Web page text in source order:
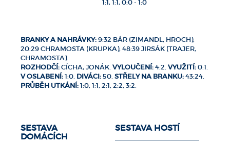
1:1, 1:1, 0:0 - 1:0
BRANKY A NAHRÁVKY:9:32 BÁR (ZIMANDL, HROCH),
20:29 CHRAMOSTA (KRUPKA), 48:39 JIRSÁK (TRAJER,
CHRAMOSTA).
ROZHODČÍ:CÍCHA, JONÁK. VYLOUČENÍ:4:2. VYUŽITÍ:0:1.
V OSLABENÍ:1:0. DIVÁCI:50. STŘELY NA BRANKU:43:24.
PRŮBĚH UTKÁNÍ:1:0, 1:1, 2:1, 2:2, 3:2.
SESTAVA
DOMÁCÍCH
SESTAVA HOSTÍ